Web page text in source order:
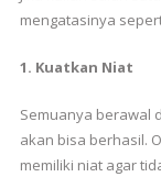
mengatasinya
1. Kuatkan Niat
Semuanya berawal
akan bisa berhasil.
memiliki niat agar